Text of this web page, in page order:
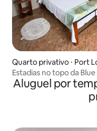
Quarto privativo ⋅ Port
Estadias no topo da
Aluguel por